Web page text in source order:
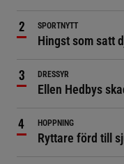
SPORTNYTT
Hingst som satt
DRESSYR
Ellen Hedbys
HOPPNING
Ryttare förd till